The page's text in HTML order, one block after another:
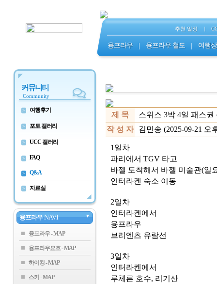
추천 일정 |
융프라우 | 융프라우 철도 | 여행
커뮤니티
Community
> 여행후기
> 포토 갤러리
> UCC 갤러리
> FAQ
> Q&A
> 자료실
융프라우 NAVI ▼
융프라우
융프라우요흐
하이킹
스키
제 목
스위스 3박 4일 패스
작 성 자
김민송 (2025-09-21 오
1일차
파리에서 TGV 타고
바젤 도착해서 바젤 미술관(일
인터라켄 숙소 이동
2일차
인터라켄에서
융프라우
브리엔츠 유람선
3일차
인터라켄에서
루체른 호수, 리기산